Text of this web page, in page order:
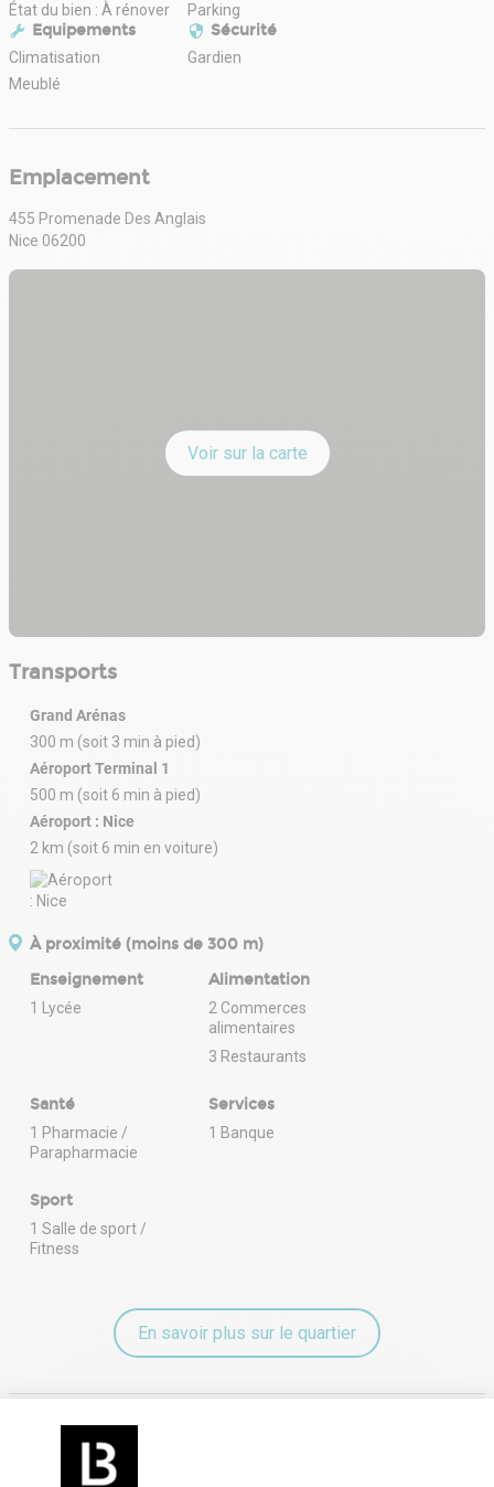
État du bien : À rénover Parking
Equipements
Climatisation
Meublé
Sécurité
Gardien
Emplacement
455 Promenade Des Anglais
Nice 06200
Voir sur la carte
Transports
Grand Arénas
300 m (soit 3 min à pied)
Aéroport Terminal 1
500 m (soit 6 min à pied)
Aéroport : Nice
2 km (soit 6 min en voiture)
À proximité (moins de 300 m)
Enseignement
1 Lycée
Alimentation
2 Commerces
alimentaires
3 Restaurants
Santé
1 Pharmacie /
Parapharmacie
Services
1 Banque
Sport
1 Salle de sport /
Fitness
En savoir plus sur le quartier
Énergie
Diagnostic de performance énergétique (DPE)